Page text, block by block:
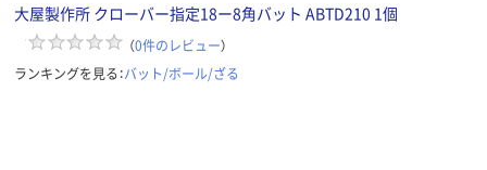
大屋製作所 クローバー指定18ー8角バット ABTD210 1個
（0件のレビュー）
ランキングを見る：バット/ボール/ざる